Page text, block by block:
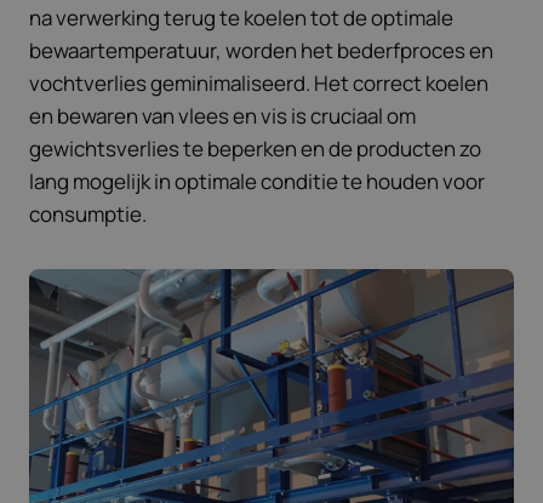
na verwerking terug te koelen tot de optimale
bewaartemperatuur, worden het bederfproces en
vochtverlies geminimaliseerd. Het correct koelen
en bewaren van vlees en vis is cruciaal om
gewichtsverlies te beperken en de producten zo
lang mogelijk in optimale conditie te houden voor
consumptie.